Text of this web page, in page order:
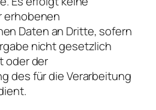
erhobenen
Daten an Dritte, sofern
nicht gesetzlich
oder der
des für die Verarbeitung